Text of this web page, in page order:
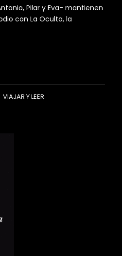
Pilar y Eva- mantienen
con La Oculta, la
VIAJAR Y LEER